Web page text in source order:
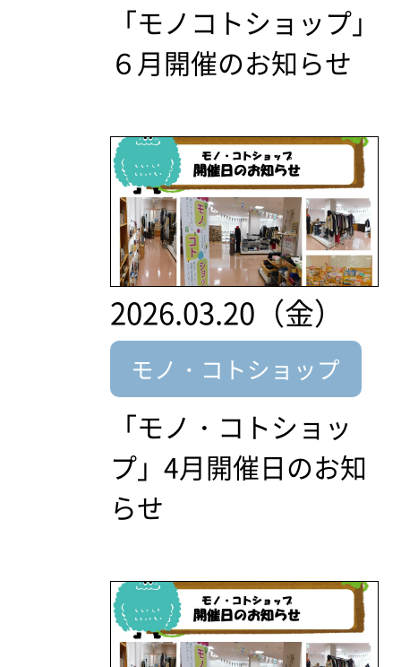
「モノコトショップ」
６月開催のお知らせ
2026.03.20（金）
モノ・コトショップ
「モノ・コトショッ
プ」4月開催日のお知
らせ